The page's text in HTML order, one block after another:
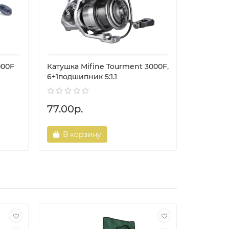
Катушка Mifine Tourment 3000F,
6+1подшипник 5:1.1
77.00р.
В корзину